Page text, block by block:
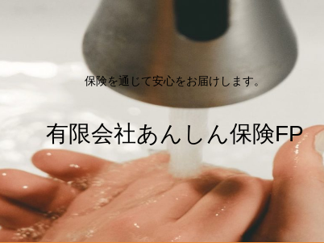
保険を通じて安心をお届けします。
有限会社あんしん保険FP